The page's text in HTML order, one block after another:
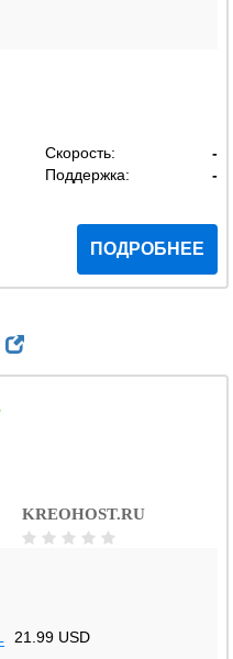
Скорость:
-
Поддержка: -
ПОДРОБНЕЕ
KREOHOST.RU
21.99 USD